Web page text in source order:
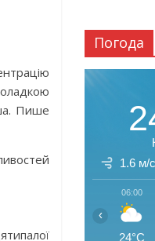
Пише
Погода
1.6 м/с
06:00
24°C
‹